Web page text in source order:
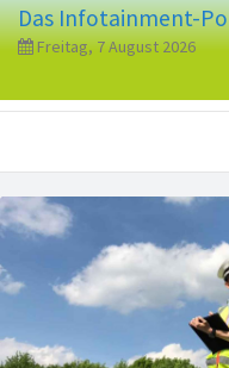
Das Infotainment-
Freitag, 7 August 2026